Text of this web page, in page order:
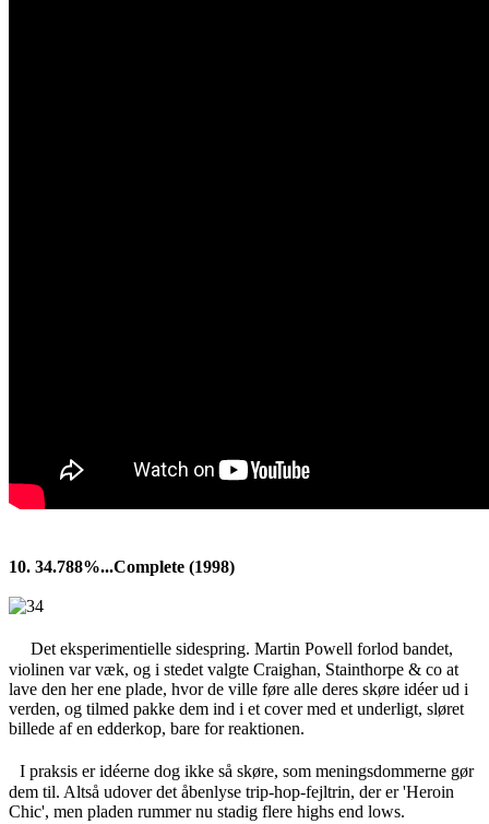
10. 34.788%...Complete (1998)
Det eksperimentielle sidespring. Martin Powell forlod bandet,
violinen var væk, og i stedet valgte Craighan, Stainthorpe & co at
lave den her ene plade, hvor de ville føre alle deres skøre idéer ud i
verden, og tilmed pakke dem ind i et cover med et underligt, sløret
billede af en edderkop, bare for reaktionen.
I praksis er idéerne dog ikke så skøre, som meningsdommerne gør
dem til. Altså udover det åbenlyse trip-hop-fejltrin, der er 'Heroin
Chic', men pladen rummer nu stadig flere highs end lows.